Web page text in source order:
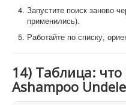
Запустите поиск заново
применились).
Работайте по списку,
14) Таблица:
Ashampoo